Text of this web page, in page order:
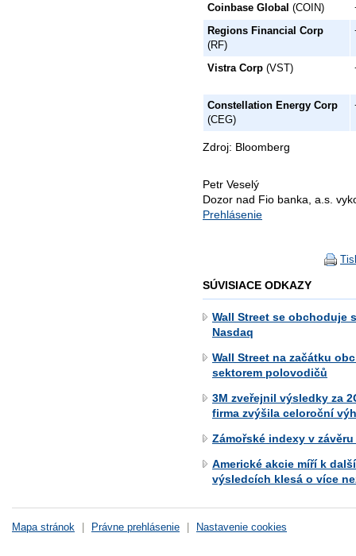
Coinbase Global (COIN)
Regions Financial Corp
(RF)
Vistra Corp (VST)
Constellation Energy Corp
(CEG)
Zdroj: Bloomberg
Petr Veselý
Dozor nad Fio banka, a.s.
Prehlásenie
SÚVISIACE ODKAZY
Wall Street se obchoduje
Nasdaq
Wall Street na začátku
sektorem polovodičů
3M zveřejnil výsledky za
firma zvýšila celoroční
Zámořské indexy v
Americké akcie míří k
výsledcích klesá o více
Mapa stránok Právne prehlásenie Nastavenie cookies